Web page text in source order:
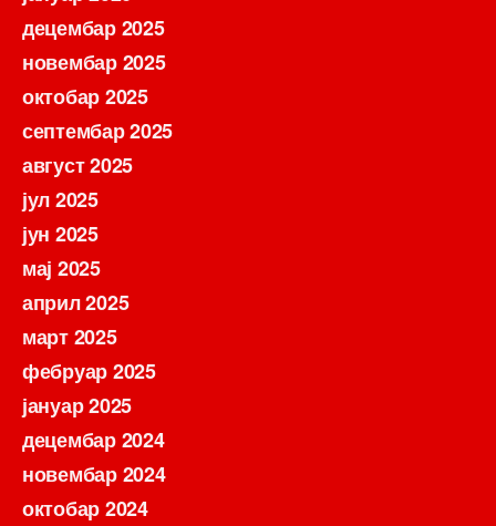
децембар 2025
новембар 2025
октобар 2025
септембар 2025
август 2025
јул 2025
јун 2025
мај 2025
април 2025
март 2025
фебруар 2025
јануар 2025
децембар 2024
новембар 2024
октобар 2024